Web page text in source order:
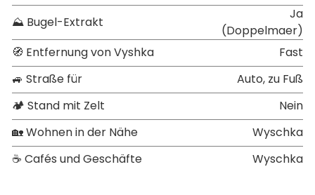
⛰ Bugel-Extrakt
Ja
(Doppelmaer)
🧭 Entfernung von Vyshka
Fast
🚙 Straße für
Auto, zu Fuß
🏕 Stand mit Zelt
Nein
🏡 Wohnen in der Nähe
Wyschka
☕ Cafés und Geschäfte
Wyschka